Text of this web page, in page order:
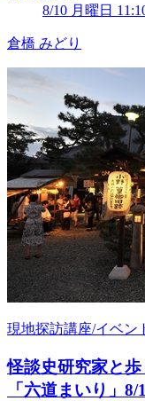
8/10 月曜日
倉橋 みどり
現地探訪講座/イベン
怪談史研究家と
「六道まいり」8/